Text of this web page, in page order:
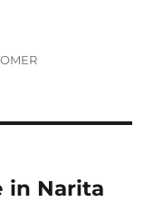
in Narita